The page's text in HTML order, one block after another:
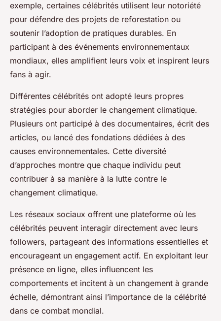
exemple, certaines célébrités utilisent leur notoriété
pour défendre des projets de reforestation ou
soutenir l’adoption de pratiques durables. En
participant à des événements environnementaux
mondiaux, elles amplifient leurs voix et inspirent leurs
fans à agir.
Différentes célébrités ont adopté leurs propres
stratégies pour aborder le changement climatique.
Plusieurs ont participé à des documentaires, écrit des
articles, ou lancé des fondations dédiées à des
causes environnementales. Cette diversité
d’approches montre que chaque individu peut
contribuer à sa manière à la lutte contre le
changement climatique.
Les réseaux sociaux offrent une plateforme où les
célébrités peuvent interagir directement avec leurs
followers, partageant des informations essentielles et
encourageant un engagement actif. En exploitant leur
présence en ligne, elles influencent les
comportements et incitent à un changement à grande
échelle, démontrant ainsi l’importance de la célébrité
dans ce combat mondial.